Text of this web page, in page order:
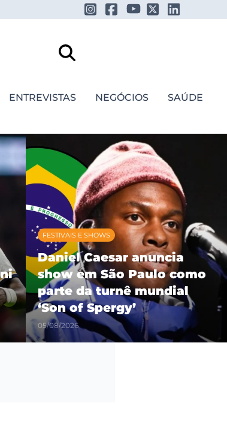
ENTREVISTAS NEGÓCIOS SAÚDE
FESTIVAIS E SHOWS
Daniel Caesar anuncia
show em São Paulo como
parte da turnê mundial
‘Son of Spergy’
05/08/2026